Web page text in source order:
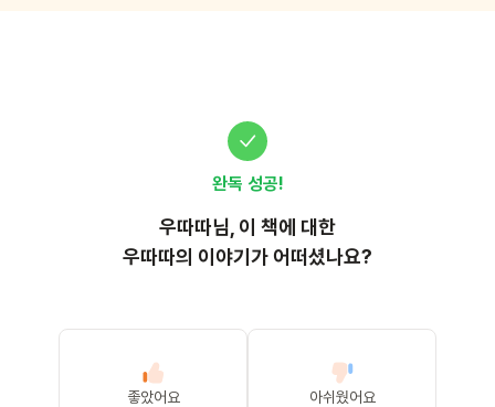
완독 성공!
우따따님, 이 책에 대한
우따따의 이야기가 어떠셨나요?
좋았어요 아쉬웠어요